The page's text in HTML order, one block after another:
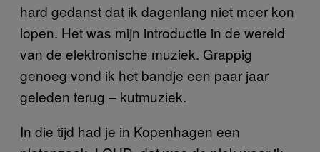
hard gedanst dat ik dagenlang niet meer kon
lopen. Het was mijn introductie in de wereld
van de elektronische muziek. Grappig
genoeg vond ik het bandje een paar jaar
geleden terug – kutmuziek.
In die tijd had je in Kopenhagen een